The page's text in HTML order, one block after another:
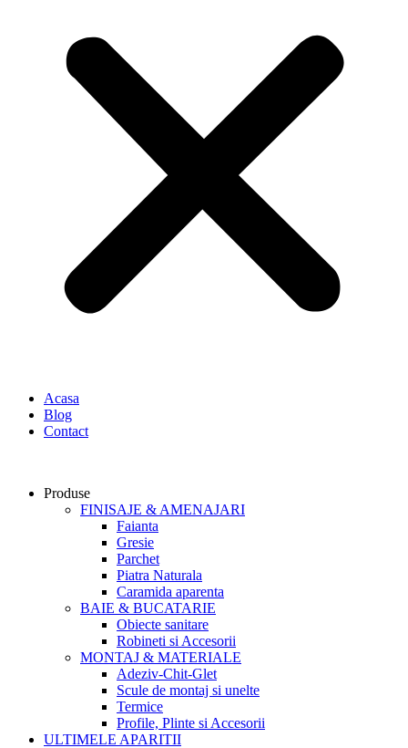
Acasa
Blog
Contact
Produse
FINISAJE & AMENAJARI
Faianta
Gresie
Parchet
Piatra Naturala
Caramida aparenta
BAIE & BUCATARIE
Obiecte sanitare
Robineti si Accesorii
MONTAJ & MATERIALE
Adeziv-Chit-Glet
Scule de montaj si unelte
Termice
Profile, Plinte si Accesorii
ULTIMELE APARITII